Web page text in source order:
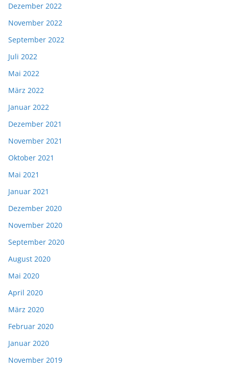
Dezember 2022
November 2022
September 2022
Juli 2022
Mai 2022
März 2022
Januar 2022
Dezember 2021
November 2021
Oktober 2021
Mai 2021
Januar 2021
Dezember 2020
November 2020
September 2020
August 2020
Mai 2020
April 2020
März 2020
Februar 2020
Januar 2020
November 2019